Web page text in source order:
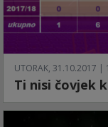
UTORAK, 31.10.2017 |
Ti nisi čovjek